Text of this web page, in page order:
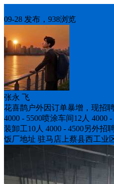
09-28 发布，938浏览
张永 飞
花喜鹊户外因订单暴增，现招
4000 - 5500喷涂车间12人 4000
装卸工10人 4000 - 4500另外招
饭厂地址 驻马店上蔡县西工业